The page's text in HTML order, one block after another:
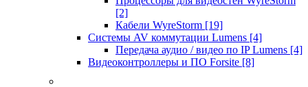
[2]
Кабели WyreStorm [19]
Системы AV коммутации Lumens [4]
Передача аудио / видео по IP Lumens [4]
Видеоконтроллеры и ПО Forsite [8]